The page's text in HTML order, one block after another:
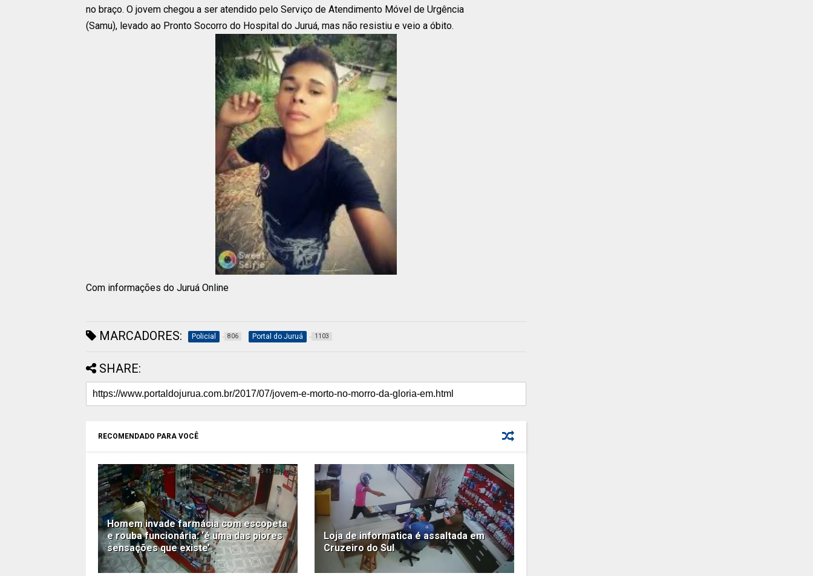
no braço. O jovem chegou a ser atendido pelo Serviço de Atendimento Móvel de Urgência
(Samu), levado ao Pronto Socorro do Hospital do Juruá, mas não resistiu e veio a óbito.
Com informações do Juruá Online
MARCADORES: Policial 806 Portal do Juruá 1103
SHARE:
RECOMENDADO PARA VOCÊ
Homem invade farmácia com escopeta
e rouba funcionária: ‘é uma das piores
sensações que existe’
Loja de informatica é assaltada em
Cruzeiro do Sul